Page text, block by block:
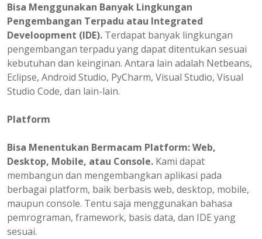
Bisa Menggunakan Banyak Lingkungan
Pengembangan Terpadu atau Integrated
Develoopment (IDE). Terdapat banyak lingkungan
pengembangan terpadu yang dapat ditentukan sesuai
kebutuhan dan keinginan. Antara lain adalah Netbeans,
Eclipse, Android Studio, PyCharm, Visual Studio, Visual
Studio Code, dan lain-lain.
Platform
Bisa Menentukan Bermacam Platform: Web,
Desktop, Mobile, atau Console. Kami dapat
membangun dan mengembangkan aplikasi pada
berbagai platform, baik berbasis web, desktop, mobile,
maupun console. Tentu saja menggunakan bahasa
pemrograman, framework, basis data, dan IDE yang
sesuai.